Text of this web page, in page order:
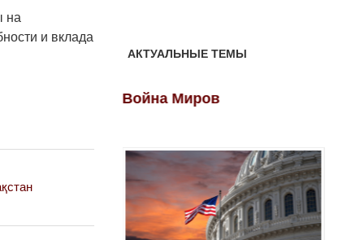
на
и вклада
АКТУАЛЬНЫЕ ТЕМЫ
Война Миров